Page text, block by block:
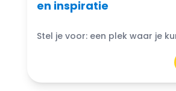
en inspiratie